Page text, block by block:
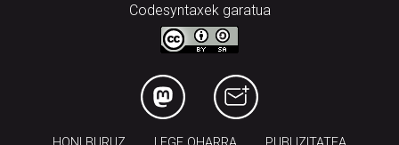
Codesyntaxek garatua